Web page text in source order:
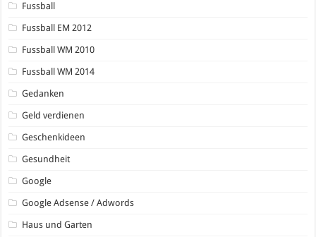
Fussball
Fussball EM 2012
Fussball WM 2010
Fussball WM 2014
Gedanken
Geld verdienen
Geschenkideen
Gesundheit
Google
Google Adsense / Adwords
Haus und Garten